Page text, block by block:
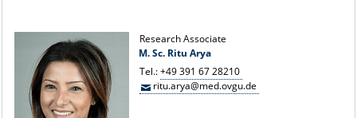
Research Associate
M. Sc. Ritu Arya
Tel.:+49 391 67 28210
ritu.arya@med.ovgu.de